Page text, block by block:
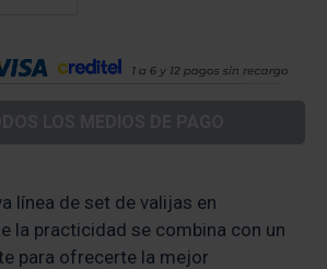
línea de set de valijas en
la practicidad se combina con un
para ofrecerte la mejor